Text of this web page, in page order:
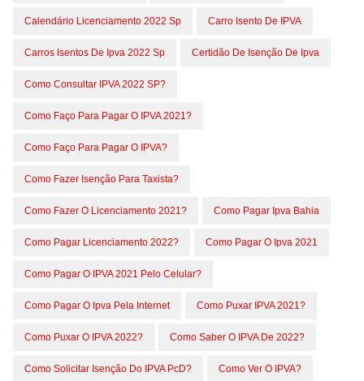
Calendário Licenciamento 2022 Sp Carro Isento De IPVA
Carros Isentos De Ipva 2022 Sp Certidão De Isenção De Ipva
Como Consultar IPVA 2022 SP?
Como Faço Para Pagar O IPVA 2021?
Como Faço Para Pagar O IPVA?
Como Fazer Isenção Para Taxista?
Como Fazer O Licenciamento 2021? Como Pagar Ipva Bahia
Como Pagar Licenciamento 2022? Como Pagar O Ipva 2021
Como Pagar O IPVA 2021 Pelo Celular?
Como Pagar O Ipva Pela Internet Como Puxar IPVA 2021?
Como Puxar O IPVA 2022? Como Saber O IPVA De 2022?
Como Solicitar Isenção Do IPVA PcD? Como Ver O IPVA?